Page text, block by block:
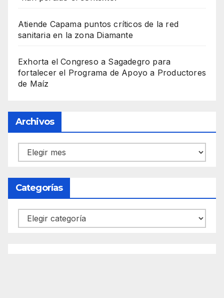
Atiende Capama puntos críticos de la red
sanitaria en la zona Diamante
Exhorta el Congreso a Sagadegro para
fortalecer el Programa de Apoyo a Productores
de Maíz
Archivos
Archivos
Categorías
Categorías